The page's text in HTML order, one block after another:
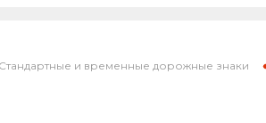
и временные дорожные знаки
фоне
Стандартные и временные дорожные знаки